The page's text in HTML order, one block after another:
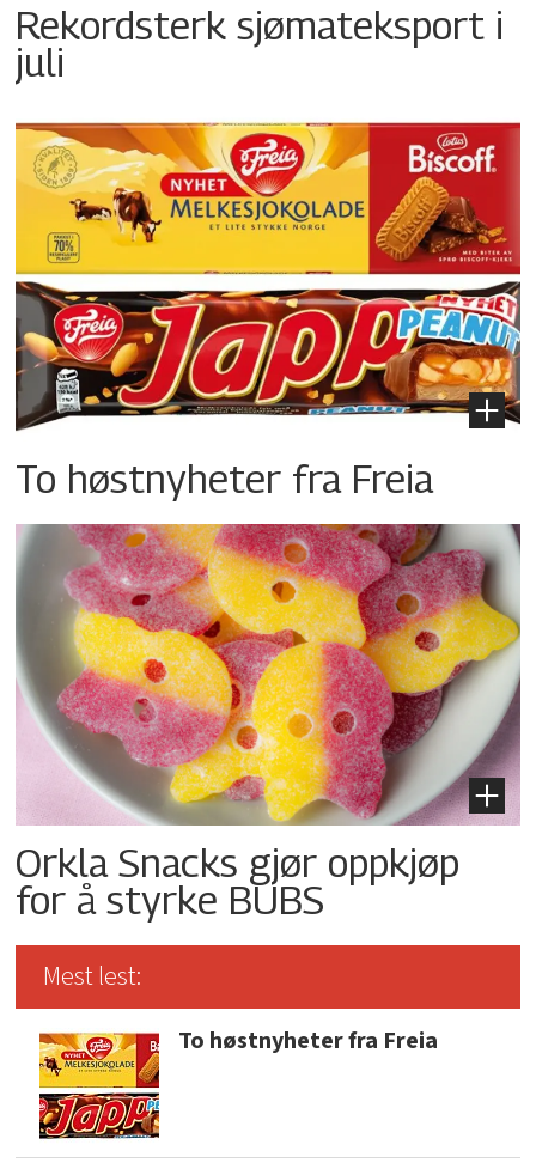
Rekordsterk sjømateksport i
juli
To høstnyheter fra Freia
Orkla Snacks gjør oppkjøp
for å styrke BUBS
Mest lest:
To høstnyheter fra Freia